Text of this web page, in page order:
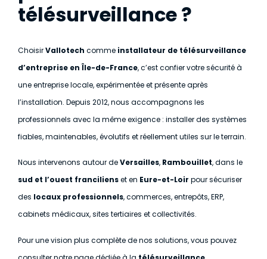
télésurveillance ?
ChoisirVallotech comme installateur de télésurveillance
d’entreprise en Île-de-France, c’est confier votre sécurité à
une entreprise locale, expérimentée et présente après
l’installation. Depuis 2012, nous accompagnons les
professionnels avec la même exigence : installer des systèmes
fiables, maintenables, évolutifs et réellement utiles sur le terrain.
Nous intervenons autour deVersailles, Rambouillet, dans le
sud et l’ouest francilienset en Eure-et-Loir pour sécuriser
des locaux professionnels, commerces, entrepôts, ERP,
cabinets médicaux, sites tertiaires et collectivités.
Pour une vision plus complète de nos solutions, vous pouvez